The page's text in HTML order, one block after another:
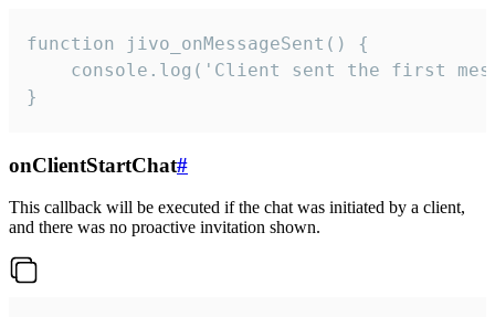
function jivo_onMessageSent() {
console.log('Client sent the first
}
onClientStartChat#
This callback will be executed if the chat was initiated by a client,
and there was no proactive invitation shown.